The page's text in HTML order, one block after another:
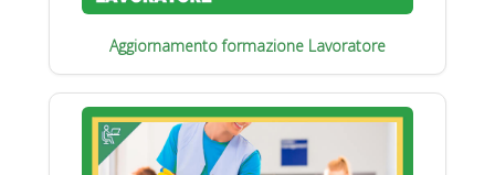
Aggiornamento formazione Lavoratore